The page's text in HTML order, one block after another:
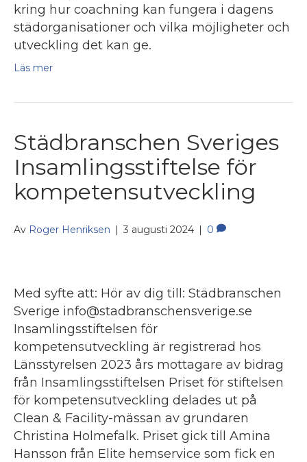
kring hur coachning kan fungera i dagens
städorganisationer och vilka möjligheter och
utveckling det kan ge.
Läs mer
Städbranschen Sveriges
Insamlingsstiftelse för
kompetensutveckling
Av Roger Henriksen | 3 augusti 2024 | 0
Med syfte att: Hör av dig till: Städbranschen
Sverige info@stadbranschensverige.se
Insamlingsstiftelsen för
kompetensutveckling är registrerad hos
Länsstyrelsen 2023 års mottagare av bidrag
från Insamlingsstiftelsen Priset för stiftelsen
för kompetensutveckling delades ut på
Clean & Facility-mässan av grundaren
Christina Holmefalk. Priset gick till Amina
Hansson från Elite hemservice som fick en